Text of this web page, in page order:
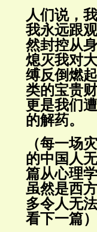
人们说，
我永远跟
然封控从
熄灭我对
缚反倒燃
类的宝贵
更是我们
的解药。
（每一场
的中国人
篇从心理
虽然是西
多令人无
看下一篇）